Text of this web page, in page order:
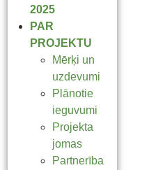
2025
PAR
PROJEKTU
Mērķi un
uzdevumi
Plānotie
ieguvumi
Projekta
jomas
Partnerība